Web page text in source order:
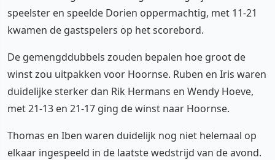
speelster en speelde Dorien oppermachtig, met 11-21
kwamen de gastspelers op het scorebord.
De gemengddubbels zouden bepalen hoe groot de
winst zou uitpakken voor Hoornse. Ruben en Iris waren
duidelijke sterker dan Rik Hermans en Wendy Hoeve,
met 21-13 en 21-17 ging de winst naar Hoornse.
Thomas en Iben waren duidelijk nog niet helemaal op
elkaar ingespeeld in de laatste wedstrijd van de avond.